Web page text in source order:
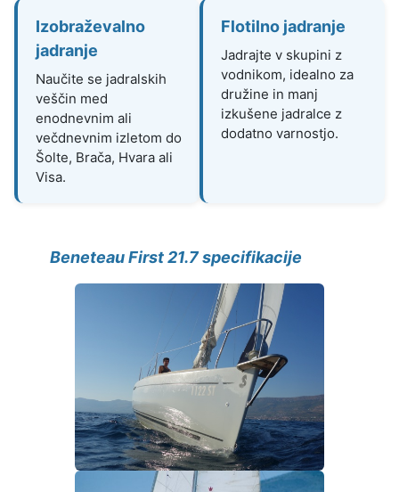
Izobraževalno
jadranje
Naučite se jadralskih
veščin med
enodnevnim ali
večdnevnim izletom do
Šolte, Brača, Hvara ali
Visa.
Flotilno jadranje
Jadrajte v skupini z
vodnikom, idealno za
družine in manj
izkušene jadralce z
dodatno varnostjo.
Beneteau First 21.7 specifikacije